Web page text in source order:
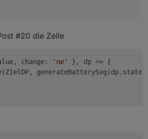
#20 die Zeile
change: 'ne'
}, dp => {